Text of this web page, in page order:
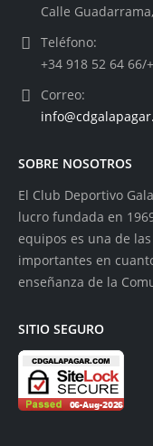
Calle
Teléfono:
+34 918 52 64 66/
Correo:
SOBRE NOSOTROS
El Club Deportivo
lucro fundada en
equipos es una de
importantes en
enseñanza de la
SITIO SEGURO